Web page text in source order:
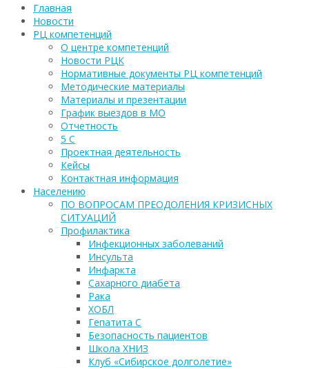
Главная
Новости
РЦ компетенций
О центре компетенций
Новости РЦК
Нормативные документы РЦ компетенций
Методические материалы
Материалы и презентации
График выездов в МО
Отчетность
5 С
Проектная деятельность
Кейсы
Контактная информация
Населению
ПО ВОПРОСАМ ПРЕОДОЛЕНИЯ КРИЗИСНЫХ
СИТУАЦИЙ
Профилактика
Инфекционных заболеваний
Инсульта
Инфаркта
Сахарного диабета
Рака
ХОБЛ
Гепатита С
Безопасность пациентов
Школа ХНИЗ
Клуб «Сибирское долголетие»